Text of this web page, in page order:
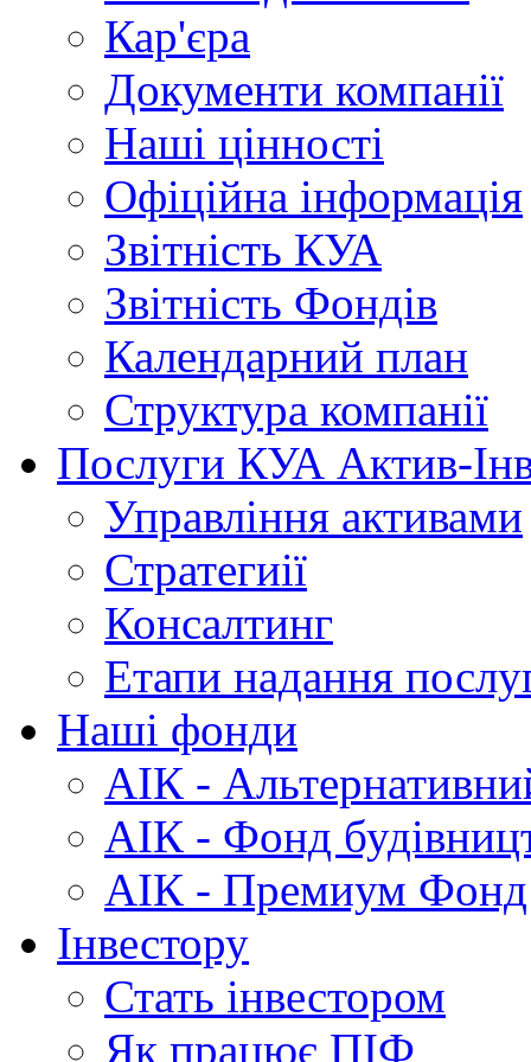
Кар'єра
Документи компанії
Наші цінності
Офіційна інформація
Звітність КУА
Звітність Фондів
Календарний план
Структура компанії
Послуги КУА Актив-
Управління активами
Стратегиії
Консалтинг
Етапи надання
Наші фонди
АІК -
АІК - Фонд
АІК - Премиум Фонд
Інвестору
Стать інвестором
Як працює ПІФ